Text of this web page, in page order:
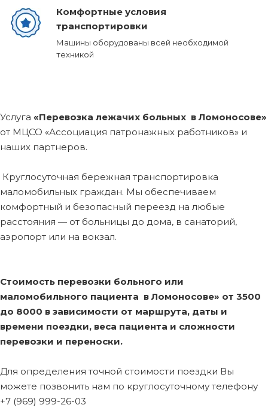
Комфортные условия
транспортировки
Машины оборудованы всей необходимой
техникой
Услуга «Перевозка лежачих больных в Ломоносове»
от МЦСО «Ассоциация патронажных работников» и
наших партнеров.
Круглосуточная бережная транспортировка
маломобильных граждан. Мы обеспечиваем
комфортный и безопасный переезд на любые
расстояния — от больницы до дома, в санаторий,
аэропорт или на вокзал.
Стоимость перевозки больного или
маломобильного пациента в Ломоносове» от 3500
до 8000 в зависимости от маршрута, даты и
времени поездки, веса пациента и сложности
перевозки и переноски.
Для определения точной стоимости поездки Вы
можете позвонить нам по круглосуточному телефону
+7 (969) 999-26-03